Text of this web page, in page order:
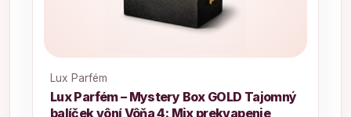
Lux Parfém
Lux Parfém – Mystery Box GOLD Tajomný
balíček vôní Vôňa 4: Mix prekvapenie